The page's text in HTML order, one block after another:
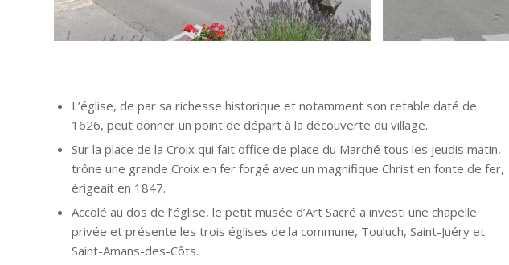
L’église, de par sa richesse historique et notamment son retable daté de
1626, peut donner un point de départ à la découverte du village.
Sur la place de la Croix qui fait office de place du Marché tous les jeudis matin,
trône une grande Croix en fer forgé avec un magnifique Christ en fonte de fer,
érigeait en 1847.
Accolé au dos de l’église, le petit musée d’Art Sacré a investi une chapelle
privée et présente les trois églises de la commune, Touluch, Saint-Juéry et
Saint-Amans-des-Côts.